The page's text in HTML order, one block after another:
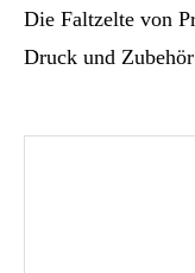
Die Faltzelte von
Druck und